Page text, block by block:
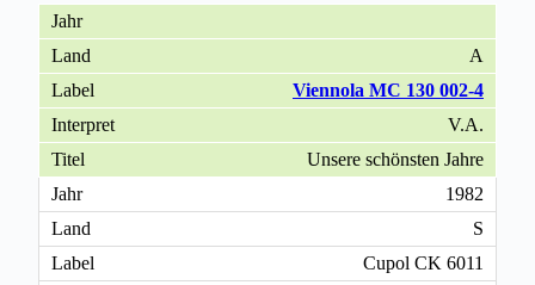
A
Viennola MC 130 002-4
V.A.
Unsere schönsten Jahre
1982
S
Cupol CK 6011